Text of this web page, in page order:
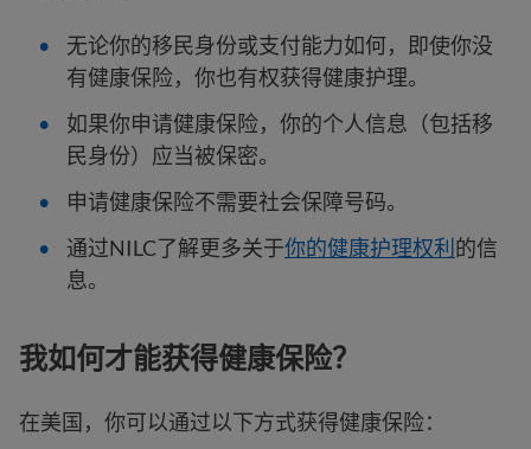
无论你的移民身份或支付能力如何，即使你没
有健康保险，你也有权获得健康护理。
如果你申请健康保险，你的个人信息（包括移
民身份）应当被保密。
申请健康保险不需要社会保障号码。
通过NILC了解更多关于你的健康护理权利 的信
息。
我如何才能获得健康保险？
在美国，你可以通过以下方式获得健康保险：